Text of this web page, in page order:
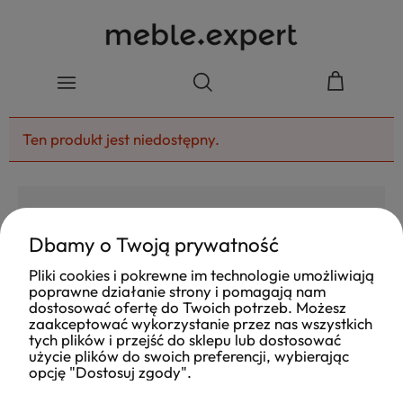
Ten produkt jest niedostępny.
4.8
Ocena
Na podstawie
177opinii z całego okresu
Jak zbieramy opinie?
Dbamy o Twoją prywatność
Pliki cookies i pokrewne im technologie umożliwiają
poprawne działanie strony i pomagają nam
dostosować ofertę do Twoich potrzeb. Możesz
zaakceptować wykorzystanie przez nas wszystkich
tych plików i przejść do sklepu lub dostosować
użycie plików do swoich preferencji, wybierając
opcję "Dostosuj zgody".